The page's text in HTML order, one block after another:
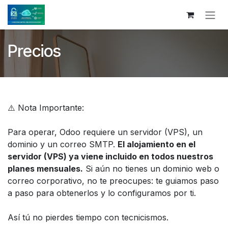
Ir al contenido
Precios
⚠️ Nota Importante:
Para operar, Odoo requiere un servidor (VPS), un
dominio y un correo SMTP. El alojamiento en el
servidor (VPS) ya viene incluido en todos nuestros
planes mensuales. Si aún no tienes un dominio web o
correo corporativo, no te preocupes: te guiamos paso
a paso para obtenerlos y lo configuramos por ti.
Así tú no pierdes tiempo con tecnicismos.